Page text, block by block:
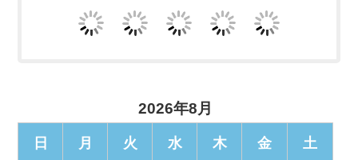
2026年8月
日 月 火 水 木 金 土